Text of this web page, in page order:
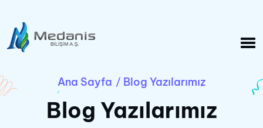
Ana Sayfa / Blog Yazılarımız
Blog Yazılarımız